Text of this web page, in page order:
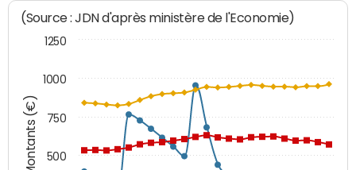
Montants (€)
(Source : JDN d'après ministère de l'Economie)
500
750
1000
1250